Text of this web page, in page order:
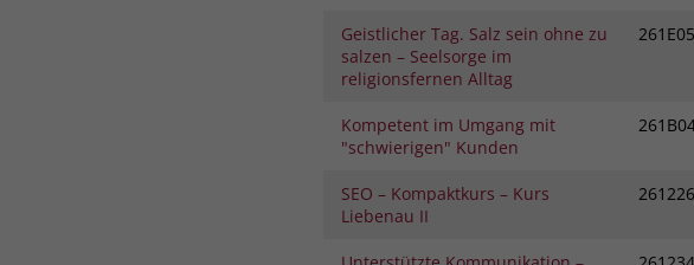
Geistlicher Tag. Salz sein ohne zu
salzen – Seelsorge im
religionsfernen Alltag
261E05
Kompetent im Umgang mit
"schwierigen" Kunden
SEO – Kompaktkurs – Kurs
Liebenau II
261226